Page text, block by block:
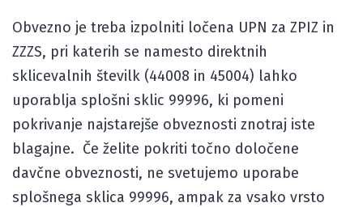
Obvezno je treba izpolniti ločena UPN za ZPIZ in
ZZZS, pri katerih se namesto direktnih
sklicevalnih številk (44008 in 45004) lahko
uporablja splošni sklic 99996, ki pomeni
pokrivanje najstarejše obveznosti znotraj iste
blagajne. Če želite pokriti točno določene
davčne obveznosti, ne svetujemo uporabe
splošnega sklica 99996, ampak za vsako vrsto